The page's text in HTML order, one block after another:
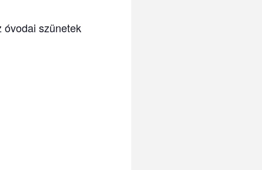
óvodai szünetek